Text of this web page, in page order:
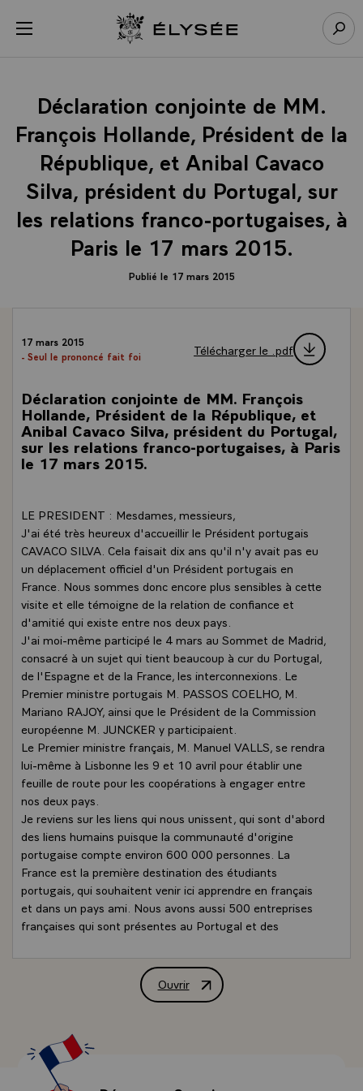
menu Retour à l’accueil Élysée
Déclaration conjointe de MM.
François Hollande, Président de la
République, et Anibal Cavaco
Silva, président du Portugal, sur
les relations franco-portugaises, à
Paris le 17 mars 2015.
Publié le 17 mars 2015
17 mars 2015
- Seul le prononcé fait foi
Télécharger le .pdf
Déclaration conjointe de MM. François
Hollande, Président de la République, et
Anibal Cavaco Silva, président du Portugal,
sur les relations franco-portugaises, à Paris
le 17 mars 2015.
LE PRESIDENT : Mesdames, messieurs,
J'ai été très heureux d'accueillir le Président portugais
CAVACO SILVA. Cela faisait dix ans qu'il n'y avait pas eu
un déplacement officiel d'un Président portugais en
France. Nous sommes donc encore plus sensibles à cette
visite et elle témoigne de la relation de confiance et
d'amitié qui existe entre nos deux pays.
J'ai moi-même participé le 4 mars au Sommet de Madrid,
consacré à un sujet qui tient beaucoup à cur du Portugal,
de l'Espagne et de la France, les interconnexions. Le
Premier ministre portugais M. PASSOS COELHO, M.
Mariano RAJOY, ainsi que le Président de la Commission
européenne M. JUNCKER y participaient.
Le Premier ministre français, M. Manuel VALLS, se rendra
lui-même à Lisbonne les 9 et 10 avril pour établir une
feuille de route pour les coopérations à engager entre
nos deux pays.
Je reviens sur les liens qui nous unissent, qui sont d'abord
des liens humains puisque la communauté d'origine
portugaise compte environ 600 000 personnes. La
France est la première destination des étudiants
portugais, qui souhaitent venir ici apprendre en français
et dans un pays ami. Nous avons aussi 500 entreprises
françaises qui sont présentes au Portugal et des
linguistiques et nous veillons, le Président portugais et
moi-même, à ce que nous puissions unir nos efforts pour
francophones et lusophones.
La France est le troisième fournisseur, le deuxième client
du Portugal. Nous avons voulu que la visite du Président
puisse être essentiellement consacrée au développement
Ouvrir
Déclaration conjointe de MM.
Panneau de gestion des cookies